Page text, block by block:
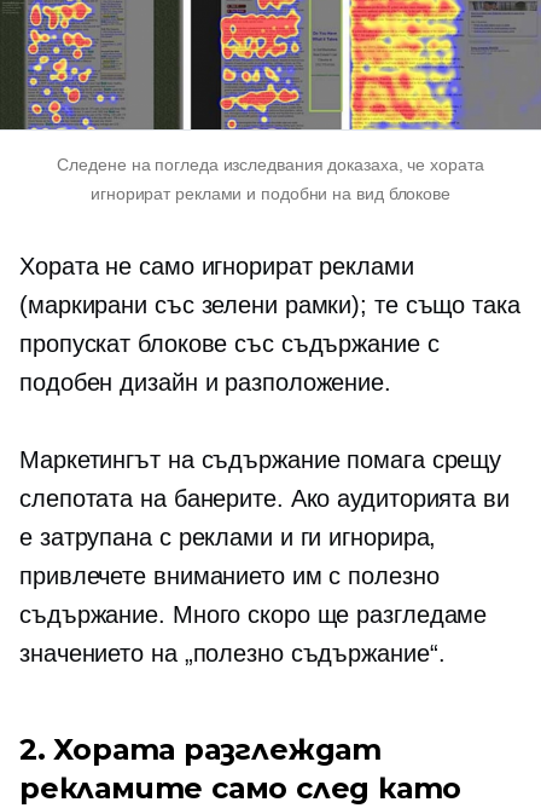
Следене на погледаизследвания доказаха, че хората
игнорират реклами и подобни на видблокове
Хората не само игнорират реклами
(маркирани със зелени рамки); те също така
пропускат блокове със съдържание с
подобен дизайн и разположение.
Маркетингът на съдържание помага срещу
слепотата на банерите. Ако аудиторията ви
е затрупана с реклами и ги игнорира,
привлечете вниманието им с полезно
съдържание. Много скоро ще разгледаме
значението на „полезно съдържание“.
2. Хората разглеждат
рекламите само след като